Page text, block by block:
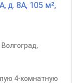
д. 8А, 105 м²,
Волгоград,
4-комнатную